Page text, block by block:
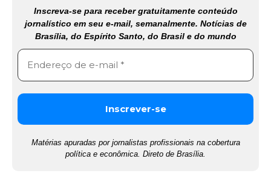
Inscreva-se para receber gratuitamente conteúdo
jornalístico em seu e-mail, semanalmente. Notícias de
Brasília, do Espírito Santo, do Brasil e do mundo
Matérias apuradas por jornalistas profissionais na cobertura
política e econômica. Direto de Brasília.